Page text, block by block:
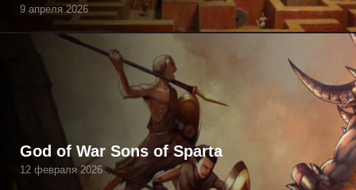
9 апреля 2026
God of War Sons of Sparta
12 февраля 2026